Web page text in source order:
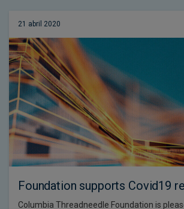
21 abril 2020
Foundation supports Covid19
Columbia Threadneedle Foundation is